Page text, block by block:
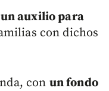
auxilio para
con dichos
con un fondo